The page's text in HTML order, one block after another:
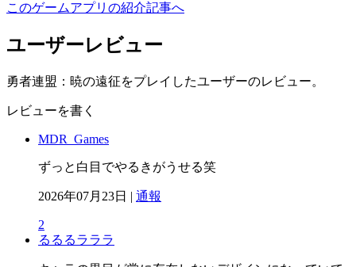
このゲームアプリの紹介記事へ
ユーザーレビュー
勇者連盟：暁の遠征をプレイしたユーザーのレビュー。
レビューを書く
MDR_Games
ずっと白目でやるきがうせる笑
2026年07月23日 | 通報
2
るるるラララ